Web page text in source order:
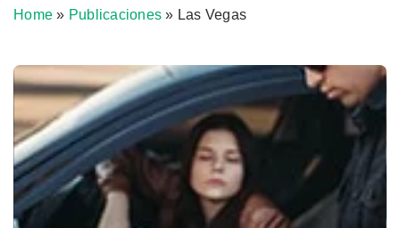
Home » Publicaciones » Las Vegas